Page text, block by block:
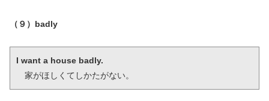
（９）badly
I want a house badly.
家がほしくてしかたがない。